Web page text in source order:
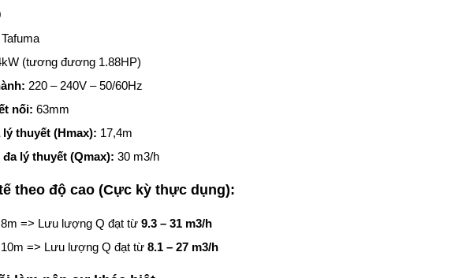
Tafuma
(tương đương 1.88HP)
220 – 240V – 50/60Hz
nối: 63mm
thuyết (Hmax): 17,4m
lý thuyết (Qmax): 30 m3/h
theo độ cao (Cực kỳ thực dụng):
8m => Lưu lượng Q đạt từ9.3 – 31 m3/h
10m => Lưu lượng Q đạt từ8.1 – 27 m3/h